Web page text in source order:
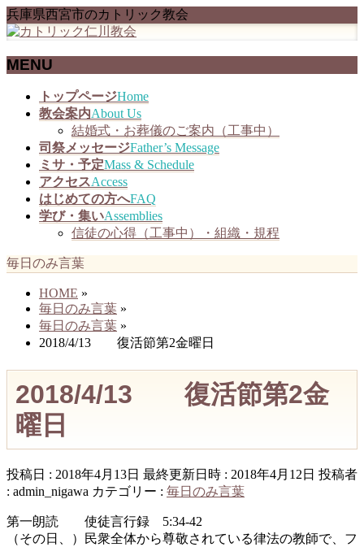
兵庫県西宮市のカトリック教会
MENU
トップページHome
教会案内About Us
結婚式・お葬儀のご案内（工事中）
司祭メッセージFather’s Message
ミサ・予定Mass & Schedule
アクセスAccess
はじめての方へFAQ
学び・集いAssemblies
信徒の心得（工事中）・組織・規程
毎日のみ言葉
HOME »
毎日のみ言葉 »
毎日のみ言葉 »
2018/4/13 復活節第2金曜日
2018/4/13 復活節第2金
曜日
投稿日 : 2018年4月13日 最終更新日時 : 2018年4月12日 投稿者
: admin_nigawa カテゴリー : 毎日のみ言葉
第一朗読 使徒言行録 5:34-42
（その日、）民衆全体から尊敬されている律法の教師で、フ